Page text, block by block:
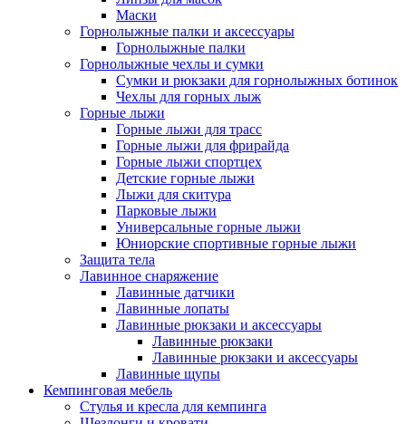
Маски
Горнолыжные палки и аксессуары
Горнолыжные палки
Горнолыжные чехлы и сумки
Сумки и рюкзаки для горнолыжных ботинок
Чехлы для горных лыж
Горные лыжи
Горные лыжи для трасс
Горные лыжи для фрирайда
Горные лыжи спортцех
Детские горные лыжи
Лыжи для скитура
Парковые лыжи
Универсальные горные лыжи
Юниорские спортивные горные лыжи
Защита тела
Лавинное снаряжение
Лавинные датчики
Лавинные лопаты
Лавинные рюкзаки и аксессуары
Лавинные рюкзаки
Лавинные рюкзаки и аксессуары
Лавинные щупы
Кемпинговая мебель
Стулья и кресла для кемпинга